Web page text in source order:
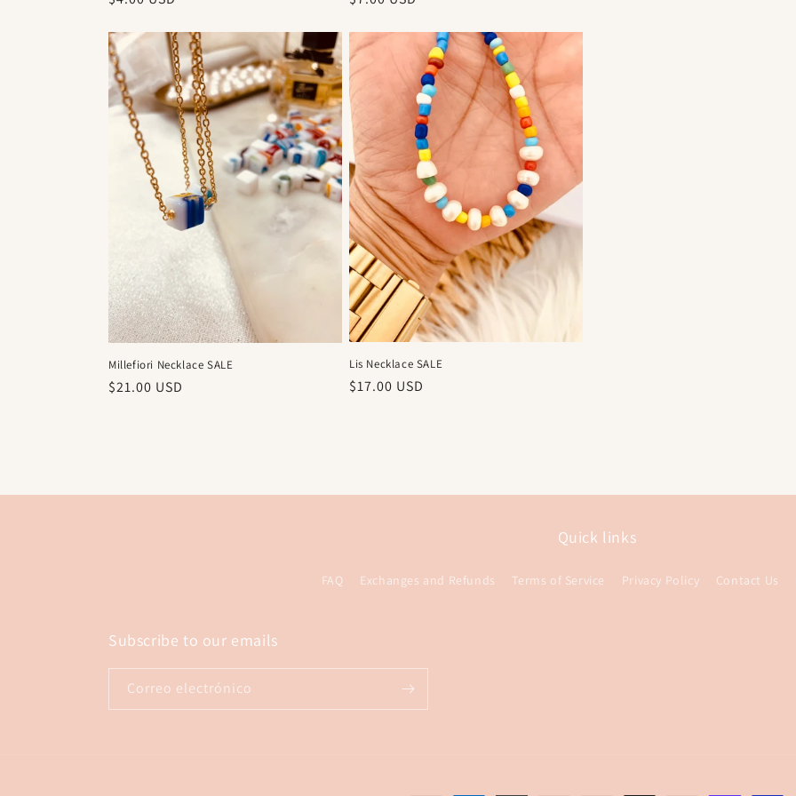
Millefiori Necklace SALE
Precio
$21.00 USD
Lis Necklace SALE
Precio
$17.00 USD
Quick links
FAQ Exchanges and Refunds Terms of Service Privacy Policy Contact Us
Subscribe to our emails
Correo electrónico